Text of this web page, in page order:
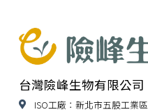
台灣險峰生物有限公司
ISO工廠：新北市五股工業區